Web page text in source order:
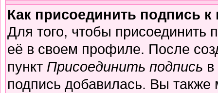
Как присоединить подпись
Для того, чтобы присоединить
её в своем профиле. После
пункт Присоединить подпись
подпись добавилась. Вы также